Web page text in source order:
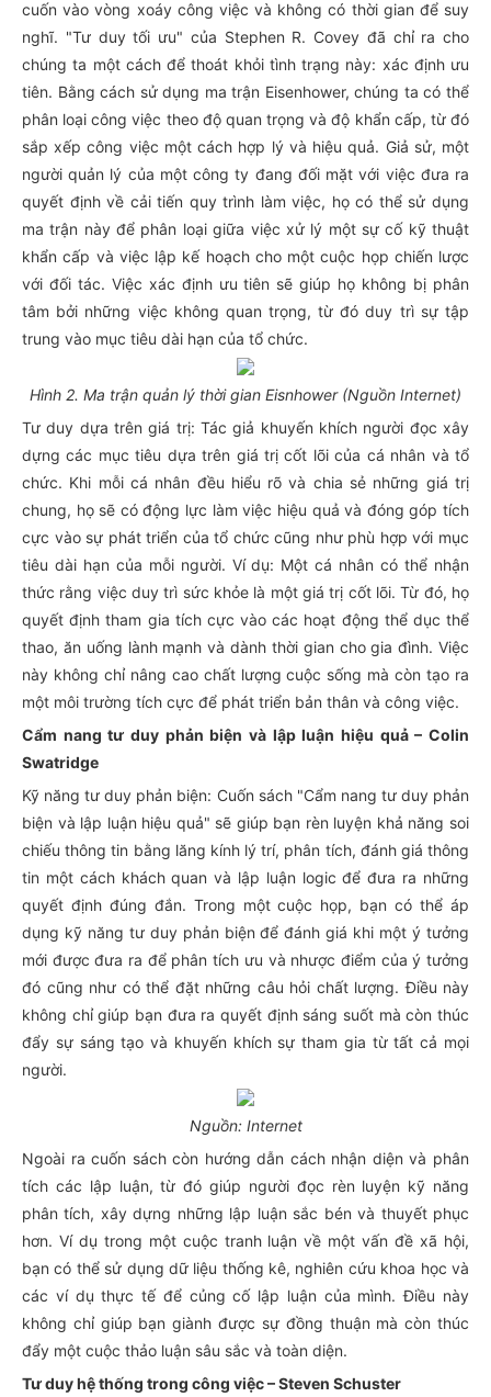
cuốn vào vòng xoáy công việc và không có thời gian để suy
nghĩ. "Tư duy tối ưu" của Stephen R. Covey đã chỉ ra cho
chúng ta một cách để thoát khỏi tình trạng này: xác định ưu
tiên. Bằng cách sử dụng ma trận Eisenhower, chúng ta có thể
phân loại công việc theo độ quan trọng và độ khẩn cấp, từ đó
sắp xếp công việc một cách hợp lý và hiệu quả. Giả sử, một
người quản lý của một công ty đang đối mặt với việc đưa ra
quyết định về cải tiến quy trình làm việc, họ có thể sử dụng
ma trận này để phân loại giữa việc xử lý một sự cố kỹ thuật
khẩn cấp và việc lập kế hoạch cho một cuộc họp chiến lược
với đối tác. Việc xác định ưu tiên sẽ giúp họ không bị phân
tâm bởi những việc không quan trọng, từ đó duy trì sự tập
trung vào mục tiêu dài hạn của tổ chức.
Hình 2. Ma trận quản lý thời gian Eisnhower (Nguồn Internet)
Tư duy dựa trên giá trị: Tác giả khuyến khích người đọc xây
dựng các mục tiêu dựa trên giá trị cốt lõi của cá nhân và tổ
chức. Khi mỗi cá nhân đều hiểu rõ và chia sẻ những giá trị
chung, họ sẽ có động lực làm việc hiệu quả và đóng góp tích
cực vào sự phát triển của tổ chức cũng như phù hợp với mục
tiêu dài hạn của mỗi người. Ví dụ: Một cá nhân có thể nhận
thức rằng việc duy trì sức khỏe là một giá trị cốt lõi. Từ đó, họ
quyết định tham gia tích cực vào các hoạt động thể dục thể
thao, ăn uống lành mạnh và dành thời gian cho gia đình. Việc
này không chỉ nâng cao chất lượng cuộc sống mà còn tạo ra
một môi trường tích cực để phát triển bản thân và công việc.
Cẩm nang tư duy phản biện và lập luận hiệu quả – Colin
Swatridge
Kỹ năng tư duy phản biện: Cuốn sách "Cẩm nang tư duy phản
biện và lập luận hiệu quả" sẽ giúp bạn rèn luyện khả năng soi
chiếu thông tin bằng lăng kính lý trí, phân tích, đánh giá thông
tin một cách khách quan và lập luận logic để đưa ra những
quyết định đúng đắn. Trong một cuộc họp, bạn có thể áp
dụng kỹ năng tư duy phản biện để đánh giá khi một ý tưởng
mới được đưa ra để phân tích ưu và nhược điểm của ý tưởng
đó cũng như có thể đặt những câu hỏi chất lượng. Điều này
không chỉ giúp bạn đưa ra quyết định sáng suốt mà còn thúc
đẩy sự sáng tạo và khuyến khích sự tham gia từ tất cả mọi
người.
Nguồn: Internet
Ngoài ra cuốn sách còn hướng dẫn cách nhận diện và phân
tích các lập luận, từ đó giúp người đọc rèn luyện kỹ năng
phân tích, xây dựng những lập luận sắc bén và thuyết phục
hơn. Ví dụ trong một cuộc tranh luận về một vấn đề xã hội,
bạn có thể sử dụng dữ liệu thống kê, nghiên cứu khoa học và
các ví dụ thực tế để củng cố lập luận của mình. Điều này
không chỉ giúp bạn giành được sự đồng thuận mà còn thúc
đẩy một cuộc thảo luận sâu sắc và toàn diện.
Tư duy hệ thống trong công việc – Steven Schuster